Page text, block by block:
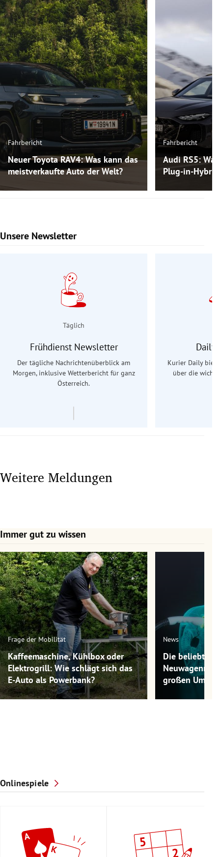
Fahrbericht
Neuer Toyota RAV4: Was kann das
meistverkaufte Auto der Welt?
Fahrbericht
Audi RS5:
Plug-in-
Unsere Newsletter
Slide 1 von 9
Täglich
Frühdienst Newsletter
Der tägliche Nachrichtenüberblick am
Morgen, inklusive Wetterbericht für ganz
Österreich.
Daily
Kurier Daily
über die
Weitere Meldungen
Immer gut zu wissen
Slide 1 von 7
Frage der Mobilität
Kaffeemaschine, Kühlbox oder
Elektrogrill: Wie schlägt sich das
E-Auto als Powerbank?
News
Die
großen
Onlinespiele